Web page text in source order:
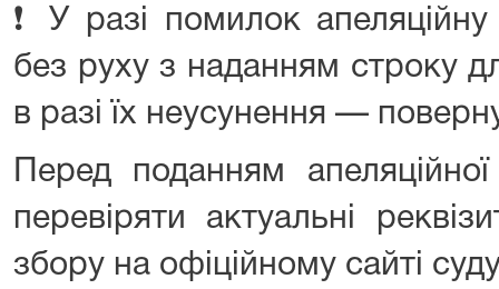
❗ У разі помилок
без руху з наданням строку
в разі їх неусунення —
Перед поданням
перевіряти актуальні
збору на офіційному сайті